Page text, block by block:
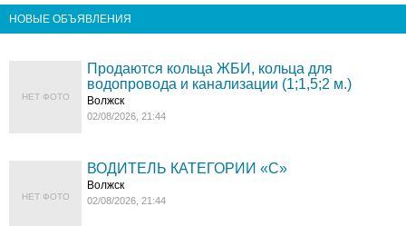
НОВЫЕ ОБЪЯВЛЕНИЯ
НЕТ ФОТО
Продаются кольца ЖБИ, кольца для
водопровода и канализации (1;1,5;2 м.)
Волжск
02/08/2026, 21:44
НЕТ ФОТО
ВОДИТЕЛЬ КАТЕГОРИИ «C»
Волжск
02/08/2026, 21:44